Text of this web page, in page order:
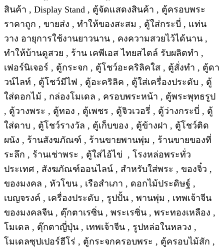
สินค้า , Display Stand , ตู้จัดแสดงสินค้า , ตู้ครอบพระ
ราคาถูก , ขายส่ง , ทำให้ของสะสม , ตู้ใส่กระบี่ , แท่น
วาง อายุการใช้งานยาวนาน , คงความสวยไว้ได้นาน ,
ทำให้บ้านดูสวย , ร้าน เคพีเอส ไทยสไตล์ รับผลิตทำ ,
เฟอร์นิเจอร์ , ตู้กระจก , ตู้โชว์อะคริลิคใส , ตู้สั่งทำ , ตู้ดา
วน์ไลท์ , ตู้โชว์มีไฟ , ตู้อะคริลิค , ตู้ใส่เครื่องประดับ , ตู้
ใส่ดอกไม้ , กล่องโมเดล , ครอบพระหน้า , ตู้พระพุทธรูป
, ตู้วางพระ , ตู้ทอง , ตู้เพชร , ตู้จิวเวอรี่ , ตู้ว่างกระบี่ , ตู้
ใส่ดาบ , ตู้โชว์รางวัล , ตู้เก็บของ , ตู้ข้างฝา , ตู้โชว์ติด
ผนัง , ร้านสังฆภัณฑ์ , ร้านขายพานพุ่ม , ร้านขายของที่
ระลึก , ร้านเช่าพระ , ตู้ใส่ไอ้ไข่ , โรงหล่อพระทั่ว
ประเทศ , สังฆภัณฑ์ออนไลน์ , สำหรับใส่พระ , ของจิ๋ว ,
ของมงคล , หัวโขน , เรือสำเภา , ดอกไม้ประดิษฐ์ ,
เบญจรงค์ , เครื่องประดับ , รูปปั้น , พานพุ่ม , เทพเจ้าจีน
ของมงคลจีน , ตุ๊กตาเรซิ่น , พระเรซิ่น , พระทองเหลือง ,
โมเดล , ตุ๊กตาญี่ปุ่น , เทพเจ้าจีน , รูปหล่อในหลวง ,
โมเดลซุปเปอร์ฮีโร่ , ตู้กระจกครอบพระ , ตู้ครอบไม้สัก ,